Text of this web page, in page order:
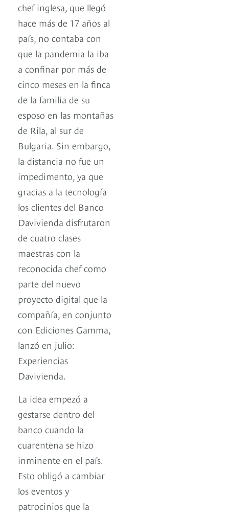
chef inglesa, que llegó
hace más de 17 años al
país, no contaba con
que la pandemia la iba
a confinar por más de
cinco meses en la finca
de la familia de su
esposo en las montañas
de Rila, al sur de
Bulgaria. Sin embargo,
la distancia no fue un
impedimento, ya que
gracias a la tecnología
los clientes del Banco
Davivienda disfrutaron
de cuatro clases
maestras con la
reconocida chef como
parte del nuevo
proyecto digital que la
compañía, en conjunto
con Ediciones Gamma,
lanzó en julio:
Experiencias
Davivienda.
La idea empezó a
gestarse dentro del
banco cuando la
cuarentena se hizo
inminente en el país.
Esto obligó a cambiar
los eventos y
patrocinios que la